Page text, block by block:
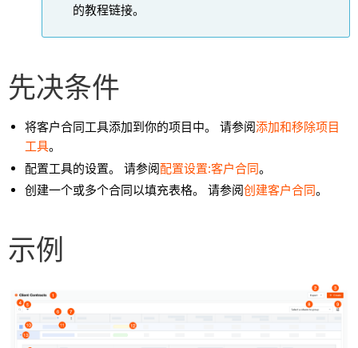
的教程链接。
先决条件
将客户合同工具添加到你的项目中。 请参阅添加和移除项目
工具。
配置工具的设置。 请参阅配置设置:客户合同。
创建一个或多个合同以填充表格。 请参阅创建客户合同。
示例